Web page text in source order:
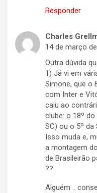
Responder
Charles
14 de março
Outra dúvida
1) Já vi em
Simone, que o
com Inter e
caiu ao
clube: o 18º
SC) ou o 5º da
Isso muda e,
a montagem
de Brasileirão
??
Alguém ..